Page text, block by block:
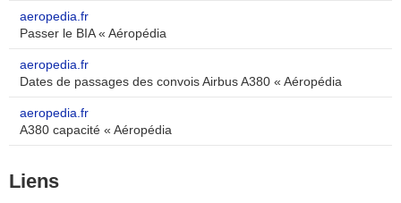
aeropedia.fr
Passer le BIA « Aéropédia
aeropedia.fr
Dates de passages des convois Airbus A380 « Aéropédia
aeropedia.fr
A380 capacité « Aéropédia
Liens